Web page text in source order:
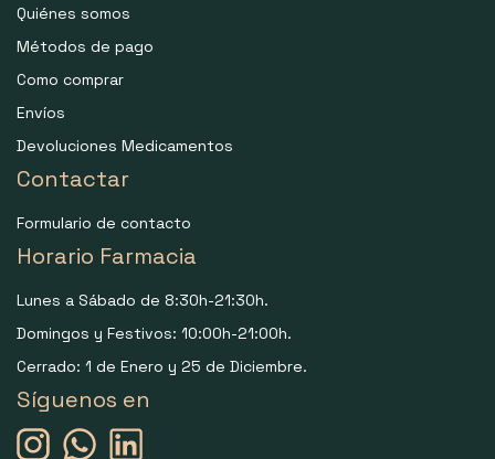
Quiénes somos
Métodos de pago
Como comprar
Envíos
Devoluciones Medicamentos
Contactar
Formulario de contacto
Horario Farmacia
Lunes a Sábado de 8:30h-21:30h.
Domingos y Festivos: 10:00h-21:00h.
Cerrado: 1 de Enero y 25 de Diciembre.
Síguenos en